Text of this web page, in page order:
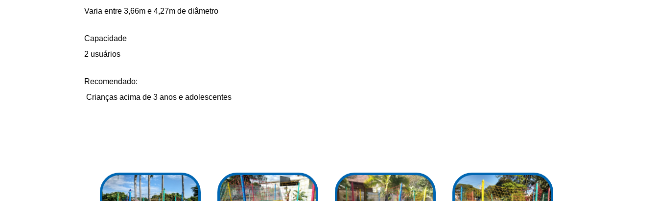
Varia entre 3,66m e 4,27m de diâmetro
Capacidade
2 usuários
Recomendado:
Crianças acima de 3 anos e adolescentes